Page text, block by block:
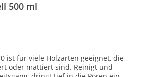
500 ml
ist für viele Holzarten geeignet, die
oder mattiert sind. Reinigt und